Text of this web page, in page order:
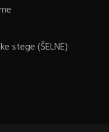
stege (ŠELNE)